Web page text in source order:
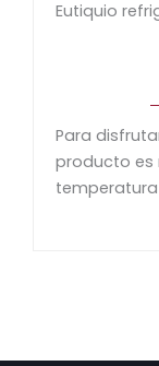
Eutiquio
Para
producto es
temperatura